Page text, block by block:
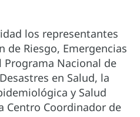
los representantes
de Riesgo, Emergencias
Programa Nacional de
en Salud, la
y Salud
Centro Coordinador de